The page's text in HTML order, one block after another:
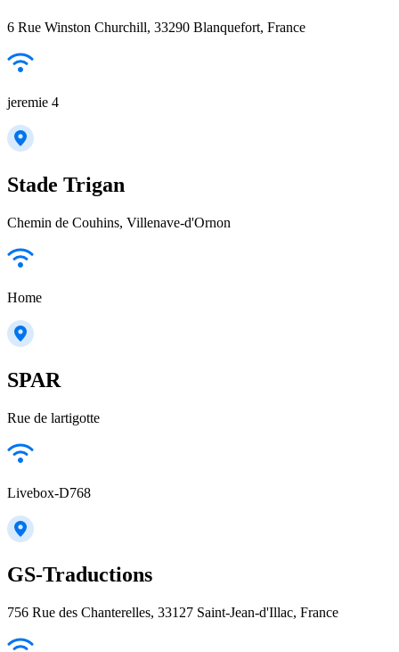
6 Rue Winston Churchill, 33290 Blanquefort, France
jeremie 4
Stade Trigan
Chemin de Couhins, Villenave-d'Ornon
Home
SPAR
Rue de lartigotte
Livebox-D768
GS-Traductions
756 Rue des Chanterelles, 33127 Saint-Jean-d'Illac, France